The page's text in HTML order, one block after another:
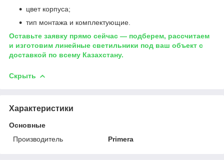
цвет корпуса;
тип монтажа и комплектующие.
Оставьте заявку прямо сейчас — подберем, рассчитаем
и изготовим линейные светильники под ваш объект с
доставкой по всему Казахстану.
Скрыть
Характеристики
Основные
Производитель
Primera